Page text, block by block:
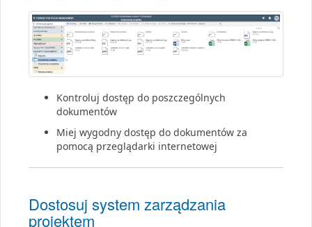
Kontroluj dostęp do poszczególnych
dokumentów
Miej wygodny dostęp do dokumentów za
pomocą przeglądarki internetowej
Dostosuj system zarządzania
projektem